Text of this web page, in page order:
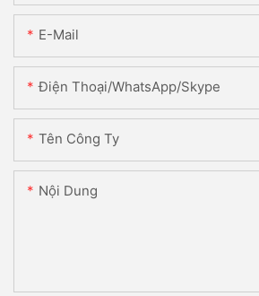
E-Mail
Điện Thoại/WhatsApp/Skype
Tên Công Ty
Nội Dung